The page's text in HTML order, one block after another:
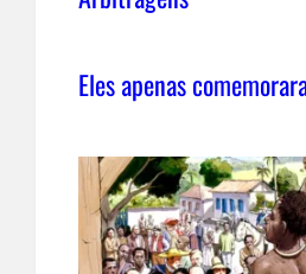
Eles apenas